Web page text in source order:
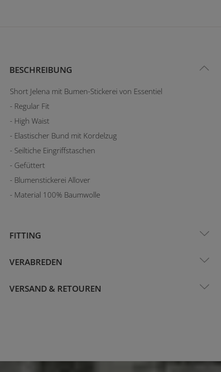
BESCHREIBUNG
Short Jelena mit Bumen-Stickerei von Essentiel
- Regular Fit
- High Waist
- Elastischer Bund mit Kordelzug
- Seiltiche Eingriffstaschen
- Gefüttert
- Blumenstickerei Allover
- Material 100% Baumwolle
FITTING
VERABREDEN
VERSAND & RETOUREN